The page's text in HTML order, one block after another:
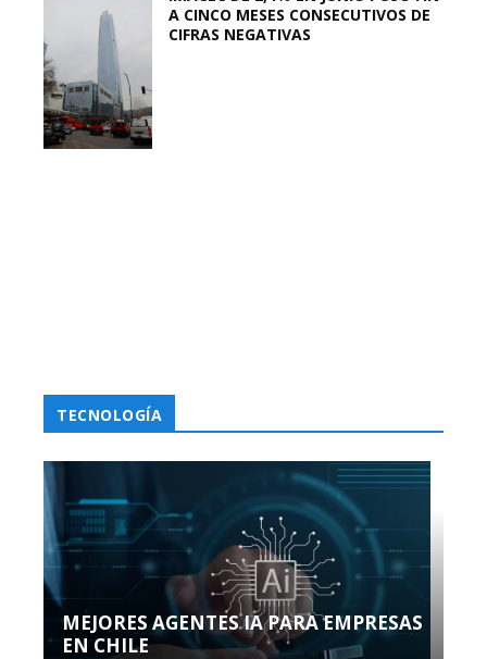
A CINCO MESES CONSECUTIVOS DE
CIFRAS NEGATIVAS
TECNOLOGÍA
MEJORES AGENTES IA PARA EMPRESAS
EN CHILE